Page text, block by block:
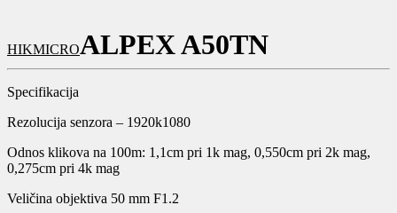
HIKMICROALPEX A50TN
Specifikacija
Rezolucija senzora – 1920k1080
Odnos klikova na 100m: 1,1cm pri 1k mag, 0,550cm pri 2k mag,
0,275cm pri 4k mag
Veličina objektiva 50 mm F1.2